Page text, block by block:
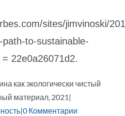
sites/jimvinoski/
to-sustainable-
22e0a26071d2.
как экологически чистый
материал, 2021|
|0 Комментарии